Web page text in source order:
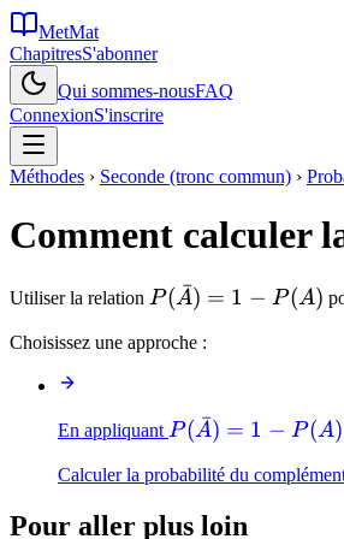
MetMat
ChapitresS'abonner
Qui sommes-nousFAQ
ConnexionS'inscrire
Méthodes › Seconde (tronc commun) ›
Comment calculer
Utiliser la relation P(\bar{A})
P(A
ˉ) = 1 − P(A)
Choisissez une approche :
En appliquant P(\bar{A})
P(A
ˉ) = 1 − P(A)
Calculer la probabilité du
Pour aller plus loin